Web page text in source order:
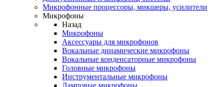
Микрофонные процессоры, микшеры, усилители
Микрофоны
Назад
Микрофоны
Аксессуары для микрофонов
Вокальные динамические микрофоны
Вокальные конденсаторные микрофоны
Головные микрофоны
Инструментальные микрофоны
Ламповые микрофоны